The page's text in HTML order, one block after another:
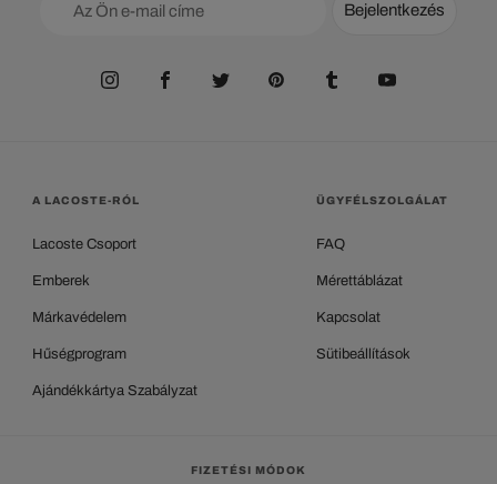
Bejelentkezés
A LACOSTE-RÓL
Lacoste Csoport
Emberek
Márkavédelem
Hűségprogram
Ajándékkártya Szabályzat
ÜGYFÉLSZOLGÁLAT
FAQ
Mérettáblázat
Kapcsolat
Sütibeállítások
FIZETÉSI MÓDOK